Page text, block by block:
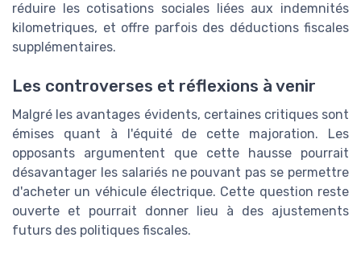
réduire les cotisations sociales liées aux indemnités
kilometriques, et offre parfois des déductions fiscales
supplémentaires.
Les controverses et réflexions à venir
Malgré les avantages évidents, certaines critiques sont
émises quant à l'équité de cette majoration. Les
opposants argumentent que cette hausse pourrait
désavantager les salariés ne pouvant pas se permettre
d'acheter un véhicule électrique. Cette question reste
ouverte et pourrait donner lieu à des ajustements
futurs des politiques fiscales.